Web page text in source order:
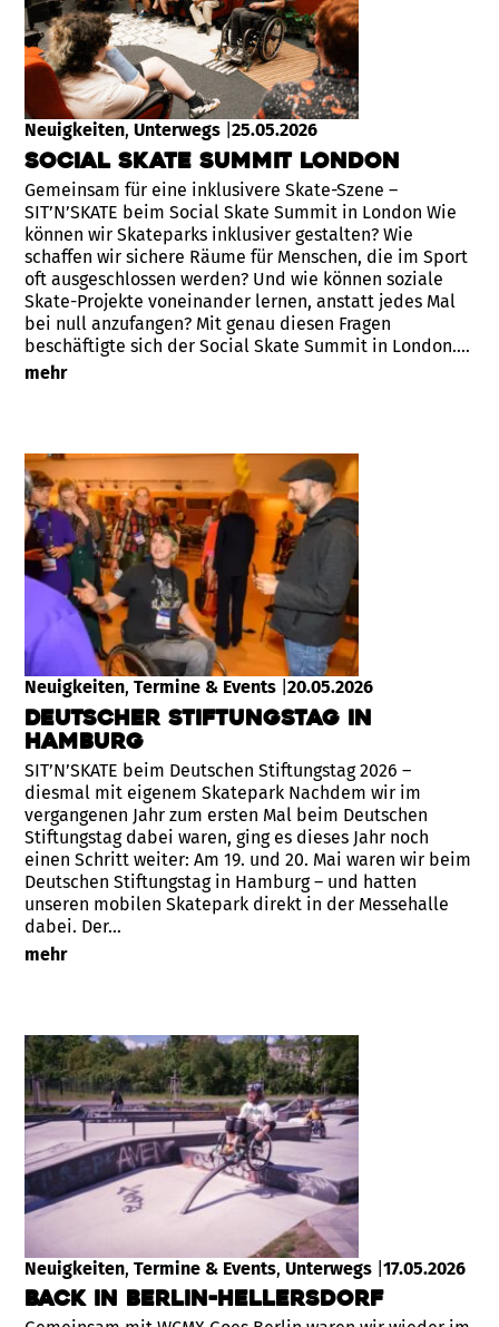
Neuigkeiten, Unterwegs |25.05.2026
Social Skate Summit London
Gemeinsam für eine inklusivere Skate-Szene –
SIT’N’SKATE beim Social Skate Summit in London Wie
können wir Skateparks inklusiver gestalten? Wie
schaffen wir sichere Räume für Menschen, die im Sport
oft ausgeschlossen werden? Und wie können soziale
Skate-Projekte voneinander lernen, anstatt jedes Mal
bei null anzufangen? Mit genau diesen Fragen
beschäftigte sich der Social Skate Summit in London.…
mehr
Neuigkeiten, Termine & Events |20.05.2026
Deutscher Stiftungstag in
Hamburg
SIT’N’SKATE beim Deutschen Stiftungstag 2026 –
diesmal mit eigenem Skatepark Nachdem wir im
vergangenen Jahr zum ersten Mal beim Deutschen
Stiftungstag dabei waren, ging es dieses Jahr noch
einen Schritt weiter: Am 19. und 20. Mai waren wir beim
Deutschen Stiftungstag in Hamburg – und hatten
unseren mobilen Skatepark direkt in der Messehalle
dabei. Der…
mehr
Neuigkeiten, Termine & Events, Unterwegs |17.05.2026
Back in Berlin-Hellersdorf